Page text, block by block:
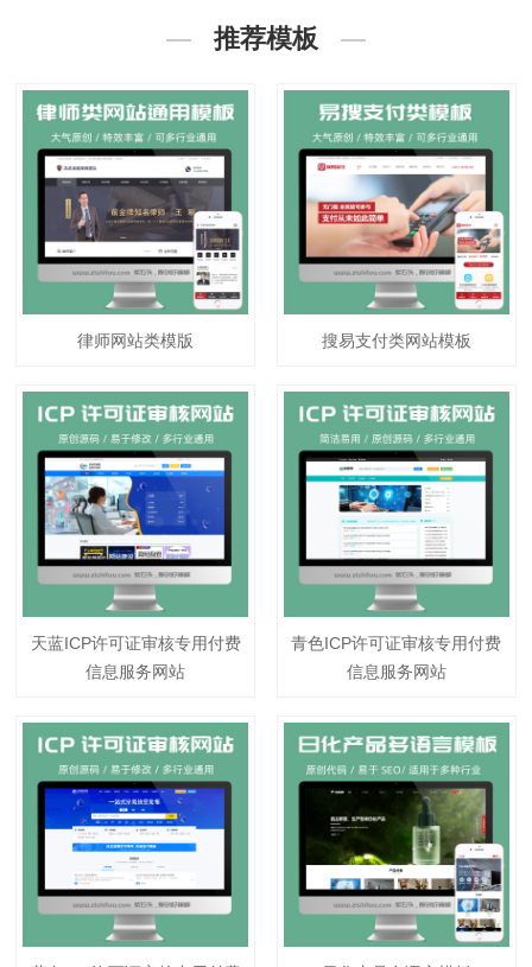
推荐模板
律师网站类模版 搜易支付类网站模板
天蓝ICP许可证审核专用付费
信息服务网站
青色ICP许可证审核专用付费
信息服务网站